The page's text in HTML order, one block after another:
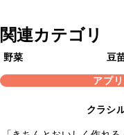
関連カテゴリ
野菜
豆
アプ
クラシ